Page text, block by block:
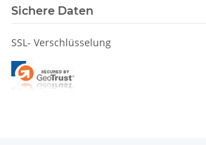
Sichere Daten
SSL- Verschlüsselung